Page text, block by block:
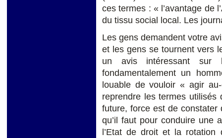
ces termes : « l’avantage de
du tissu social local. Les
Les gens demandent votre
et les gens se tournent vers
un avis intéressant
fondamentalement un
louable de vouloir « agir
reprendre les termes
future, force est de constater
qu’il faut pour conduire une
l’Etat de droit et la rotation